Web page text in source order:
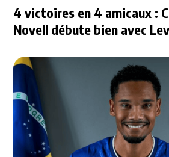
4 victoires en 4 amicaux :
Novell débute bien avec